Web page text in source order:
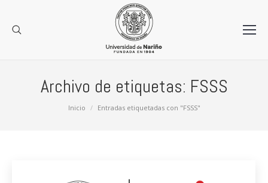
Archivo de etiquetas: FSSS
Inicio Entradas etiquetadas con "FSSS"